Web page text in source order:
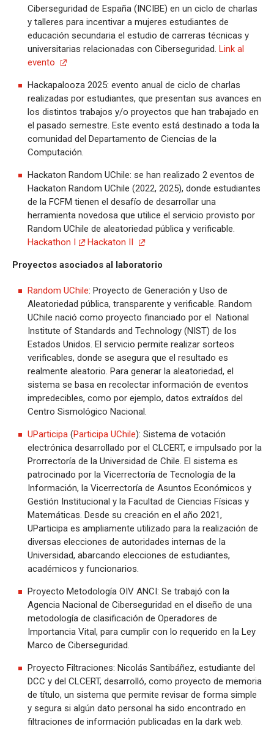
Ciberseguridad de España (INCIBE) en un ciclo de charlas
y talleres para incentivar a mujeres estudiantes de
educación secundaria el estudio de carreras técnicas y
universitarias relacionadas con Ciberseguridad. Link al
evento
Hackapalooza 2025: evento anual de ciclo de charlas
realizadas por estudiantes, que presentan sus avances en
los distintos trabajos y/o proyectos que han trabajado en
el pasado semestre. Este evento está destinado a toda la
comunidad del Departamento de Ciencias de la
Computación.
Hackaton Random UChile: se han realizado 2 eventos de
Hackaton Random UChile (2022, 2025), donde estudiantes
de la FCFM tienen el desafío de desarrollar una
herramienta novedosa que utilice el servicio provisto por
Random UChile de aleatoriedad pública y verificable.
Hackathon I
Hackaton II
Proyectos asociados al laboratorio
Random UChile: Proyecto de Generación y Uso de
Aleatoriedad pública, transparente y verificable. Random
UChile nació como proyecto financiado por el National
Institute of Standards and Technology (NIST) de los
Estados Unidos. El servicio permite realizar sorteos
verificables, donde se asegura que el resultado es
realmente aleatorio. Para generar la aleatoriedad, el
sistema se basa en recolectar información de eventos
impredecibles, como por ejemplo, datos extraídos del
Centro Sismológico Nacional.
UParticipa (Participa UChile): Sistema de votación
electrónica desarrollado por el CLCERT, e impulsado por la
Prorrectoría de la Universidad de Chile. El sistema es
patrocinado por la Vicerrectoría de Tecnología de la
Información, la Vicerrectoría de Asuntos Económicos y
Gestión Institucional y la Facultad de Ciencias Físicas y
Matemáticas. Desde su creación en el año 2021,
UParticipa es ampliamente utilizado para la realización de
diversas elecciones de autoridades internas de la
Universidad, abarcando elecciones de estudiantes,
académicos y funcionarios.
Proyecto Metodología OIV ANCI: Se trabajó con la
Agencia Nacional de Ciberseguridad en el diseño de una
metodología de clasificación de Operadores de
Importancia Vital, para cumplir con lo requerido en la Ley
Marco de Ciberseguridad.
Proyecto Filtraciones: Nicolás Santibáñez, estudiante del
DCC y del CLCERT, desarrolló, como proyecto de memoria
de título, un sistema que permite revisar de forma simple
y segura si algún dato personal ha sido encontrado en
filtraciones de información publicadas en la dark web.